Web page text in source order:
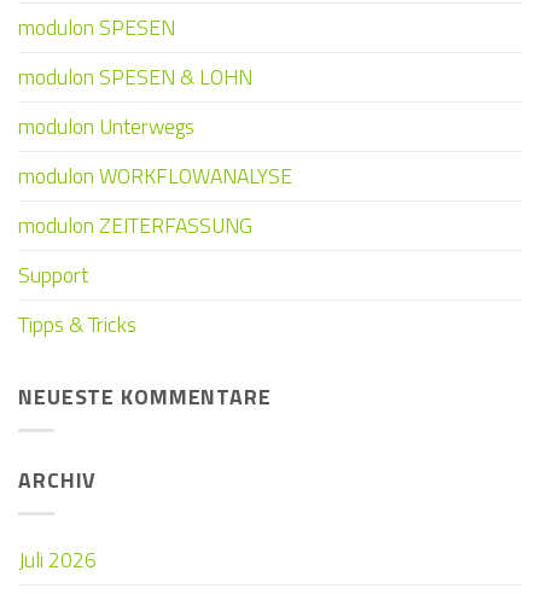
modulon SPESEN
modulon SPESEN & LOHN
modulon Unterwegs
modulon WORKFLOWANALYSE
modulon ZEITERFASSUNG
Support
Tipps & Tricks
NEUESTE KOMMENTARE
ARCHIV
Juli 2026